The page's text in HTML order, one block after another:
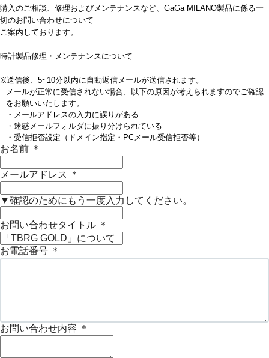
購入のご相談、修理およびメンテナンスなど、GaGa MILANO製品に係る一
切のお問い合わせについて
ご案内しております。
時計製品修理・メンテナンスについて
※送信後、5~10分以内に自動返信メールが送信されます。
メールが正常に受信されない場合、以下の原因が考えられますのでご確認
をお願いいたします。
・メールアドレスの入力に誤りがある
・迷惑メールフォルダに振り分けられている
・受信拒否設定（ドメイン指定・PCメール受信拒否等）
お名前 ＊
メールアドレス ＊
▼確認のためにもう一度入力してください。
お問い合わせタイトル ＊
お電話番号 ＊
お問い合わせ内容 ＊